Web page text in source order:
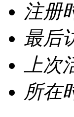
注册
最后
上次
所在